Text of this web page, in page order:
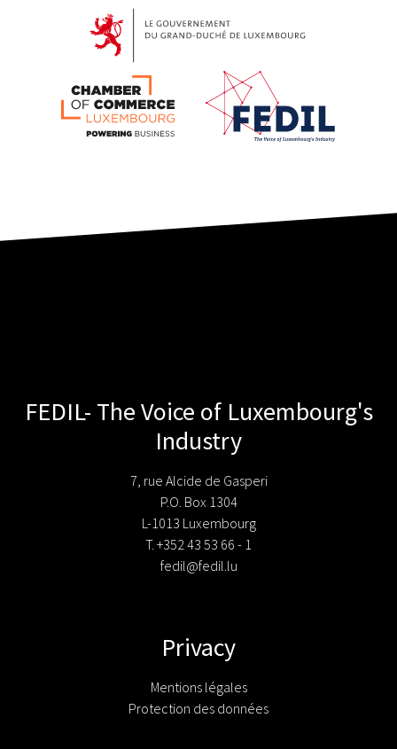
FEDIL- The Voice of Luxembourg's
Industry
7, rue Alcide de Gasperi
P.O. Box 1304
L-1013 Luxembourg
T. +352 43 53 66 - 1
fedil@fedil.lu
Privacy
Mentions légales
Protection des données